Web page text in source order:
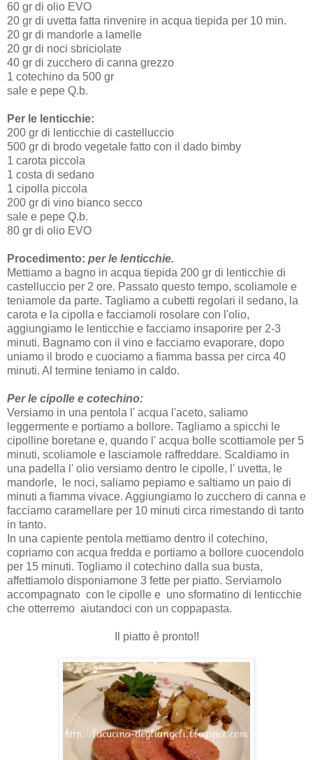
60 gr di olio EVO
20 gr di uvetta fatta rinvenire in acqua tiepida per 10 min.
20 gr di mandorle a lamelle
20 gr di noci sbriciolate
40 gr di zucchero di canna grezzo
1 cotechino da 500 gr
sale e pepe Q.b.
Per le lenticchie:
200 gr di lenticchie di castelluccio
500 gr di brodo vegetale fatto con il dado bimby
1 carota piccola
1 costa di sedano
1 cipolla piccola
200 gr di vino bianco secco
sale e pepe Q.b.
80 gr di olio EVO
Procedimento: per le lenticchie.
Mettiamo a bagno in acqua tiepida 200 gr di lenticchie di
castelluccio per 2 ore. Passato questo tempo, scoliamole e
teniamole da parte. Tagliamo a cubetti regolari il sedano, la
carota e la cipolla e facciamoli rosolare con l'olio,
aggiungiamo le lenticchie e facciamo insaporire per 2-3
minuti. Bagnamo con il vino e facciamo evaporare, dopo
uniamo il brodo e cuociamo a fiamma bassa per circa 40
minuti. Al termine teniamo in caldo.
Per le cipolle e cotechino:
Versiamo in una pentola l' acqua l'aceto, saliamo
leggermente e portiamo a bollore. Tagliamo a spicchi le
cipolline boretane e, quando l' acqua bolle scottiamole per 5
minuti, scoliamole e lasciamole raffreddare. Scaldiamo in
una padella l' olio versiamo dentro le cipolle, l' uvetta, le
mandorle, le noci, saliamo pepiamo e saltiamo un paio di
minuti a fiamma vivace. Aggiungiamo lo zucchero di canna e
facciamo caramellare per 10 minuti circa rimestando di tanto
in tanto.
In una capiente pentola mettiamo dentro il cotechino,
copriamo con acqua fredda e portiamo a bollore cuocendolo
per 15 minuti. Togliamo il cotechino dalla sua busta,
affettiamolo disponiamone 3 fette per piatto. Serviamolo
accompagnato con le cipolle e uno sformatino di lenticchie
che otterremo aiutandoci con un coppapasta.
Il piatto è pronto!!